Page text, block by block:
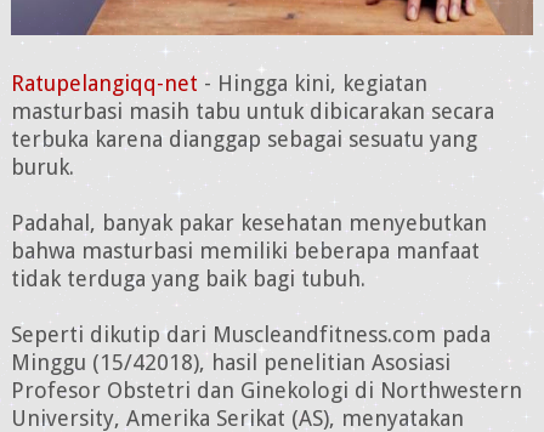
Ratupelangiqq-net - Hingga kini, kegiatan
masturbasi masih tabu untuk dibicarakan secara
terbuka karena dianggap sebagai sesuatu yang
buruk.
Padahal, banyak pakar kesehatan menyebutkan
bahwa masturbasi memiliki beberapa manfaat
tidak terduga yang baik bagi tubuh.
Seperti dikutip dari Muscleandfitness.com pada
Minggu (15/42018), hasil penelitian Asosiasi
Profesor Obstetri dan Ginekologi di Northwestern
University, Amerika Serikat (AS), menyatakan